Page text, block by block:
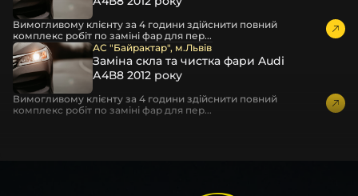
Вимогливому клієнту за 4 години здійснити повний
комплекс робіт по заміні фар для пер...
АС "Байрактар", м.Львів
Заміна скла та чистка фари Audi
А4В8 2012 року
Вимогливому клієнту за 4 години здійснити повний
комплекс робіт по заміні фар для пер...